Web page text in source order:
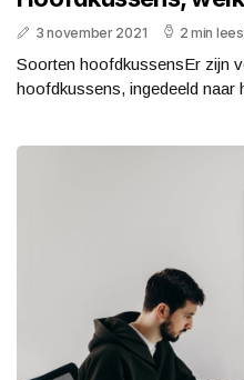
3 november 2021 2 min
Soorten hoofdkussensEr zijn
hoofdkussens, ingedeeld naar